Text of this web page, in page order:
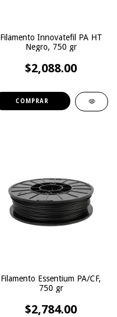
Filamento Innovatefil PA HT
Negro, 750 gr
$2,088.00
Filamento Essentium PA/CF,
750 gr
$2,784.00